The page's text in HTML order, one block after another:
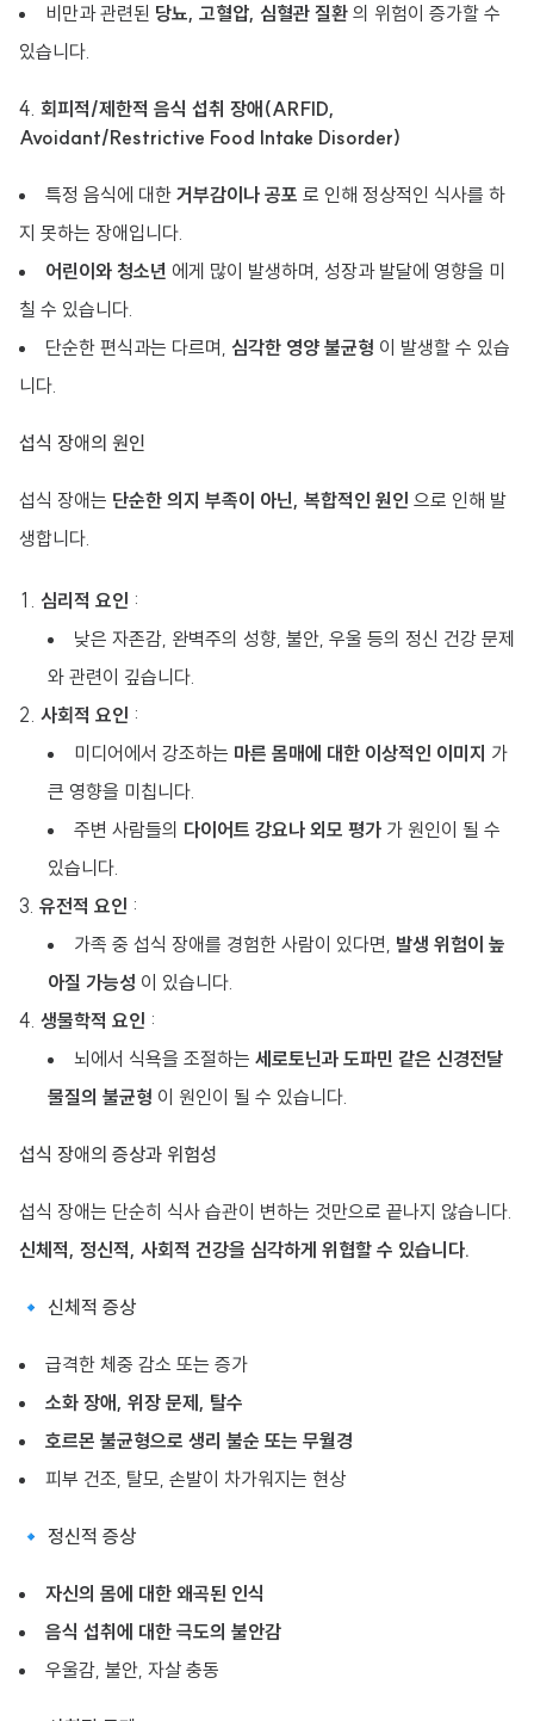
비만과 관련된 당뇨, 고혈압, 심혈관 질환 의 위험이 증가할 수
있습니다.
4. 회피적/제한적 음식 섭취 장애(ARFID,
Avoidant/Restrictive Food Intake Disorder)
특정 음식에 대한 거부감이나 공포 로 인해 정상적인 식사를 하
지 못하는 장애입니다.
어린이와 청소년 에게 많이 발생하며, 성장과 발달에 영향을 미
칠 수 있습니다.
단순한 편식과는 다르며, 심각한 영양 불균형 이 발생할 수 있습
니다.
섭식 장애의 원인
섭식 장애는 단순한 의지 부족이 아닌, 복합적인 원인 으로 인해 발
생합니다.
심리적 요인 :
낮은 자존감, 완벽주의 성향, 불안, 우울 등의 정신 건강 문제
와 관련이 깊습니다.
사회적 요인 :
미디어에서 강조하는 마른 몸매에 대한 이상적인 이미지 가
큰 영향을 미칩니다.
주변 사람들의 다이어트 강요나 외모 평가 가 원인이 될 수
있습니다.
유전적 요인 :
가족 중 섭식 장애를 경험한 사람이 있다면, 발생 위험이 높
아질 가능성 이 있습니다.
생물학적 요인 :
뇌에서 식욕을 조절하는 세로토닌과 도파민 같은 신경전달
물질의 불균형 이 원인이 될 수 있습니다.
섭식 장애의 증상과 위험성
섭식 장애는 단순히 식사 습관이 변하는 것만으로 끝나지 않습니다.
신체적, 정신적, 사회적 건강을 심각하게 위협할 수 있습니다.
🔹 신체적 증상
급격한 체중 감소 또는 증가
소화 장애, 위장 문제, 탈수
호르몬 불균형으로 생리 불순 또는 무월경
피부 건조, 탈모, 손발이 차가워지는 현상
🔹 정신적 증상
자신의 몸에 대한 왜곡된 인식
음식 섭취에 대한 극도의 불안감
우울감, 불안, 자살 충동